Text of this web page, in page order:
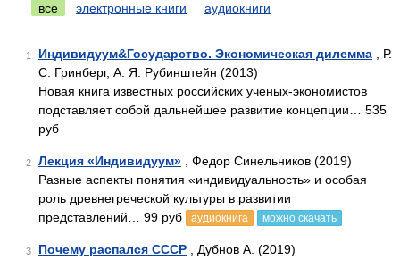
все
электронные книги аудиокниги
1 Индивидуум&Государство. Экономическая дилемма , Р.
С. Гринберг, А. Я. Рубинштейн (2013)
Новая книга известных российских ученых-экономистов
подставляет собой дальнейшее развитие концепции… 535
руб
2 Лекция «Индивидуум» , Федор Синельников (2019)
Разные аспекты понятия «индивидуальность» и особая
роль древнегреческой культуры в развитии
представлений… 99 руб
аудиокнига можно скачать
3 Почему распался СССР , Дубнов А. (2019)